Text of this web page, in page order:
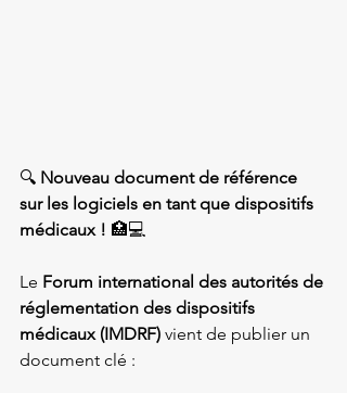
🔍 Nouveau document de référence
sur les logiciels en tant que dispositifs
médicaux ! 🏥💻
Le Forum international des autorités de
réglementation des dispositifs
médicaux (IMDRF) vient de publier un
document clé :